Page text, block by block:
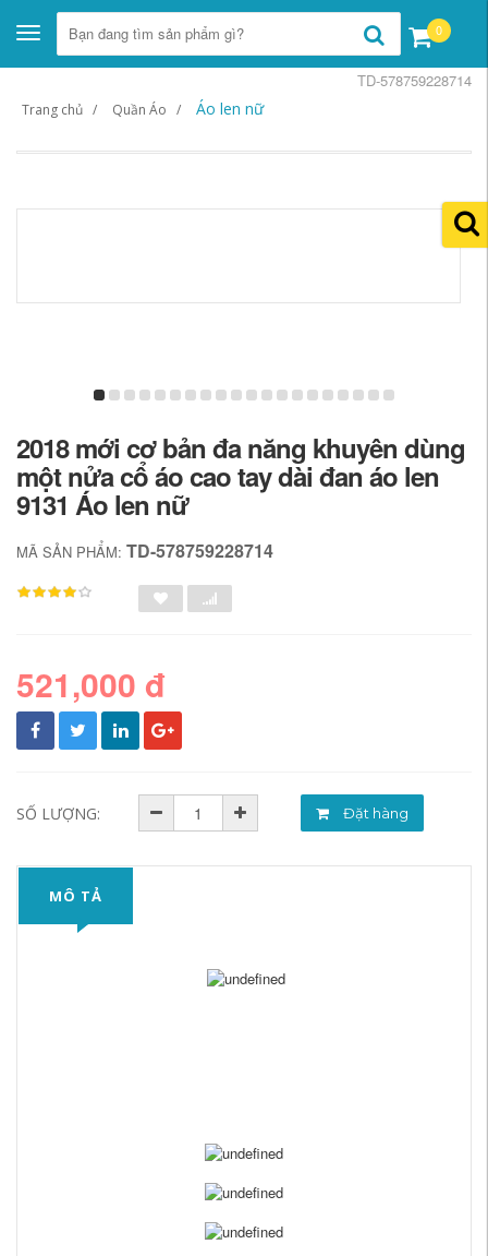
Toggle
navigation
0
Trang chủ Quần Áo Áo len nữ
TD-578759228714
2018 mới cơ bản đa năng khuyên dùng
một nửa cổ áo cao tay dài đan áo len
9131 Áo len nữ
MÃ SẢN PHẨM: TD-578759228714
521,000 đ
SỐ LƯỢNG: Đặt hàng
MÔ TẢ